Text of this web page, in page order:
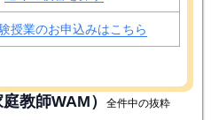
授業のお申込みはこちら
教師WAM） 全件中の抜粋